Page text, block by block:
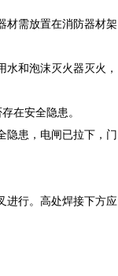
材需放置在消防器材架
和泡沫灭火器灭火，
在安全隐患。
隐患，电闸已拉下，门
进行。高处焊接下方应